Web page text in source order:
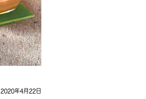
2020年4月22日